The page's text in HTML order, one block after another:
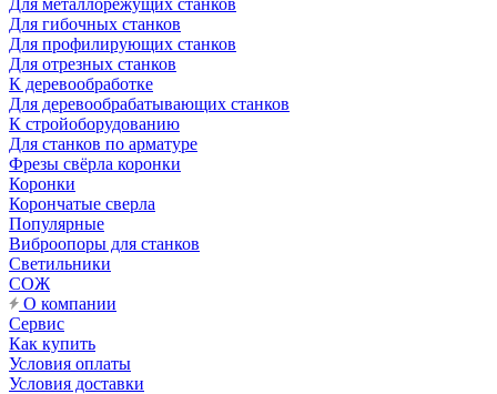
Для металлорежущих станков
Для гибочных станков
Для профилирующих станков
Для отрезных станков
К деревообработке
Для деревообрабатывающих станков
К стройоборудованию
Для станков по арматуре
Фрезы свёрла коронки
Коронки
Корончатые сверла
Популярные
Виброопоры для станков
Светильники
СОЖ
О компании
Сервис
Как купить
Условия оплаты
Условия доставки